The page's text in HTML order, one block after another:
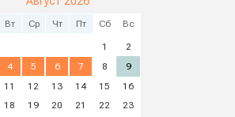
Вт Ср Чт Пт Сб Вс
1
2
4 5 6 7 8
9
11 12 13 14 15
16
18 19 20 21 22
23